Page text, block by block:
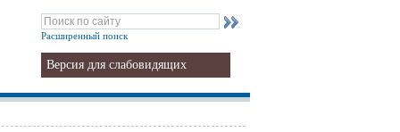
Расширенный поиск
Версия для слабовидящих